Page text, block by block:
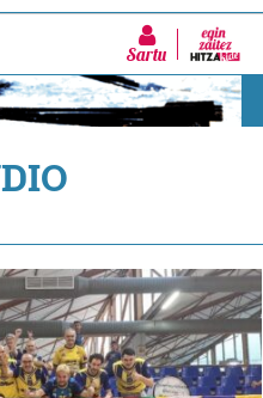
Sartu